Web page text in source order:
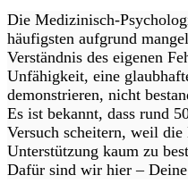
Die Medizinisch-
häufigsten aufgrund
Verständnis des eigenen
Unfähigkeit, eine
demonstrieren, nicht
Es ist bekannt, dass rund
Versuch scheitern, weil
Unterstützung kaum zu
Dafür sind wir hier –